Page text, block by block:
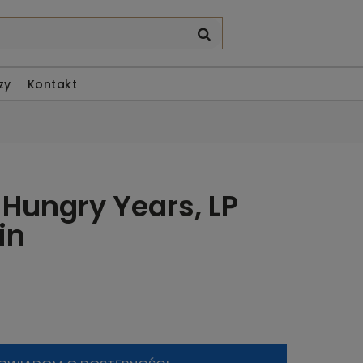
Kontakt
Years, LP